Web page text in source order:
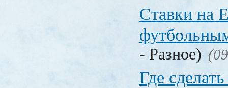
Ставки на
- Разное)
Где